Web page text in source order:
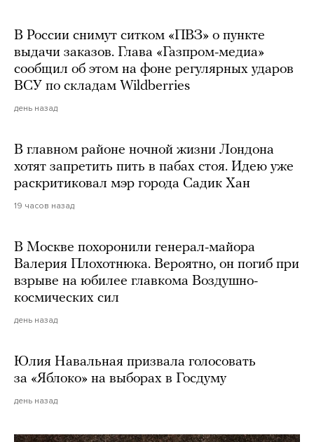
В России снимут ситком «ПВЗ» о пункте
выдачи заказов. Глава «Газпром-медиа»
сообщил об этом на фоне регулярных ударов
ВСУ по складам Wildberries
день назад
В главном районе ночной жизни Лондона
хотят запретить пить в пабах стоя. Идею уже
раскритиковал мэр города Садик Хан
19 часов назад
В Москве похоронили генерал-майора
Валерия Плохотнюка. Вероятно, он погиб при
взрыве на юбилее главкома Воздушно-
космических сил
день назад
Юлия Навальная призвала голосовать
за «Яблоко» на выборах в Госдуму
день назад